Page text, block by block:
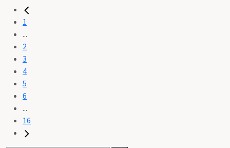
1
...
2
3
4
5
6
...
16